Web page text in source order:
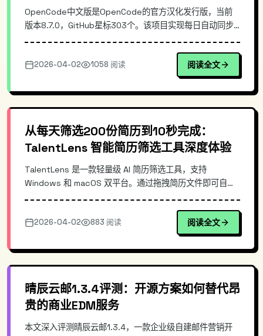
OpenCode中文版是OpenCode的官方汉化发行版，当前
版本8.7.0，GitHub星标303个。该项目实现每日自动同步
包。本文深入解析其技术架构、构建流程与核心优势，并提
供安装配置指南。对于需要中文界面的开发者而言，这是一
个稳定可靠的汉化方案，无需手动编译即可快速部署。涵盖
VS Code插件兼容性与配置优化等实用内容。
2026-04-02 1058 阅读 阅读全文
从每天筛选200份简历到10秒完成：
TalentLens 智能简历筛选工具深度体验
TalentLens 是一款轻量级 AI 简历筛选工具，支持
Windows 和 macOS 双平台。通过拖拽简历文件即可自动
配推荐。本文深入解析其核心原理与使用方法，适合招聘
HR和企业HR部门参考使用。
2026-04-02 883 阅读 阅读全文
晴辰云邮1.3.4评测：开源方案如何替代昂
贵的商业EDM服务
本文深入评测晴辰云邮1.3.4，一款企业级自建邮件营销开